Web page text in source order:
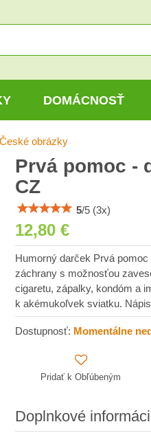
DOMÁCNOSŤ
České obrázky
Prvá pomoc -
CZ
5/5 (3x)
12,80 €
Humorný darček Prvá
záchrany s možnosťou
cigaretu, zápalky, kondóm a
k akémukoľvek sviatku.
Dostupnosť: Momentálne
Pridať k Obľúbeným
Doplnkové